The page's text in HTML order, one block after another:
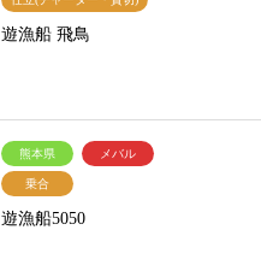
遊漁船 飛鳥
熊本県 メバル
乗合
遊漁船5050